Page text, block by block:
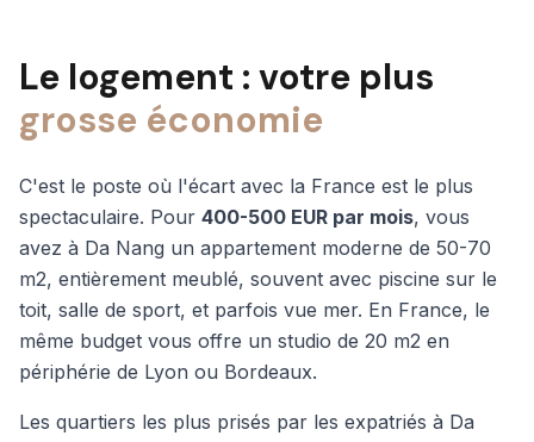
Le logement : votre plus
grosse économie
C'est le poste où l'écart avec la France est le plus
spectaculaire. Pour 400-500 EUR par mois, vous
avez à Da Nang un appartement moderne de 50-70
m2, entièrement meublé, souvent avec piscine sur le
toit, salle de sport, et parfois vue mer. En France, le
même budget vous offre un studio de 20 m2 en
périphérie de Lyon ou Bordeaux.
Les quartiers les plus prisés par les expatriés à Da